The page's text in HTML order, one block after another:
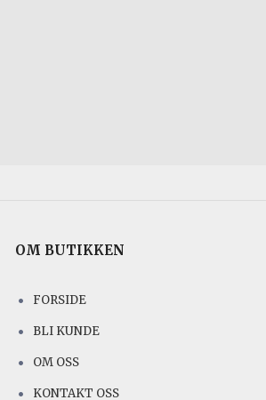
OM BUTIKKEN
FORSIDE
BLI KUNDE
OM OSS
KONTAKT OSS